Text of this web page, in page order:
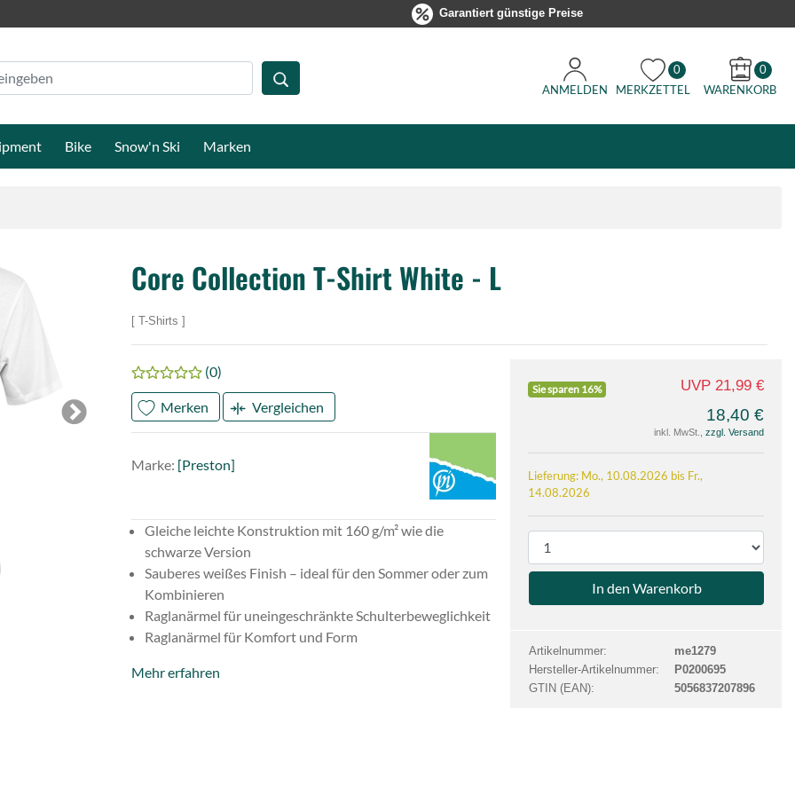
Garantiert günstige Preise
ANMELDEN
0
MERKZETTEL
0
WARENKORB
Bike Snow'n Ski Marken
Next
Core Collection T-Shirt White - L
T-Shirts
(0)
Merken Vergleichen
Marke: [Preston]
Gleiche leichte Konstruktion mit 160 g/m² wie die
schwarze Version
Sauberes weißes Finish – ideal für den Sommer oder zum
Kombinieren
Raglanärmel für uneingeschränkte Schulterbeweglichkeit
Raglanärmel für Komfort und Form
Mehr erfahren
Sie sparen 16% UVP 21,99 €
18,40 €
inkl. MwSt., zzgl. Versand
Lieferung: Mo., 10.08.2026 bis Fr.,
14.08.2026
r
d
k
t
a
Artikelnummer:
me1279
Hersteller-Artikelnummer:
P0200695
GTIN (EAN):
5056837207896